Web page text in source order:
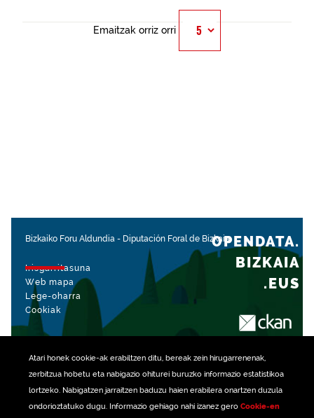
Atari honek cookie-ak erabiltzen ditu, bereak zein hirugarrenenak,
zerbitzua hobetu eta nabigazio ohiturei buruzko informazio estatistikoa
lortzeko. Nabigatzen jarraitzen baduzu haien erabilera onartzen duzula
ondorioztatuko dugu. Informazio gehiago nahi izanez gero Cookie-en
Emaitzak orriz orri
Bizkaiko Foru Aldundia - Diputación Foral de Bizkaia
Irisgarritasuna
Web mapa
Lege-oharra
Cookiak
OPENDATA.
BIZKAIA
.EUS